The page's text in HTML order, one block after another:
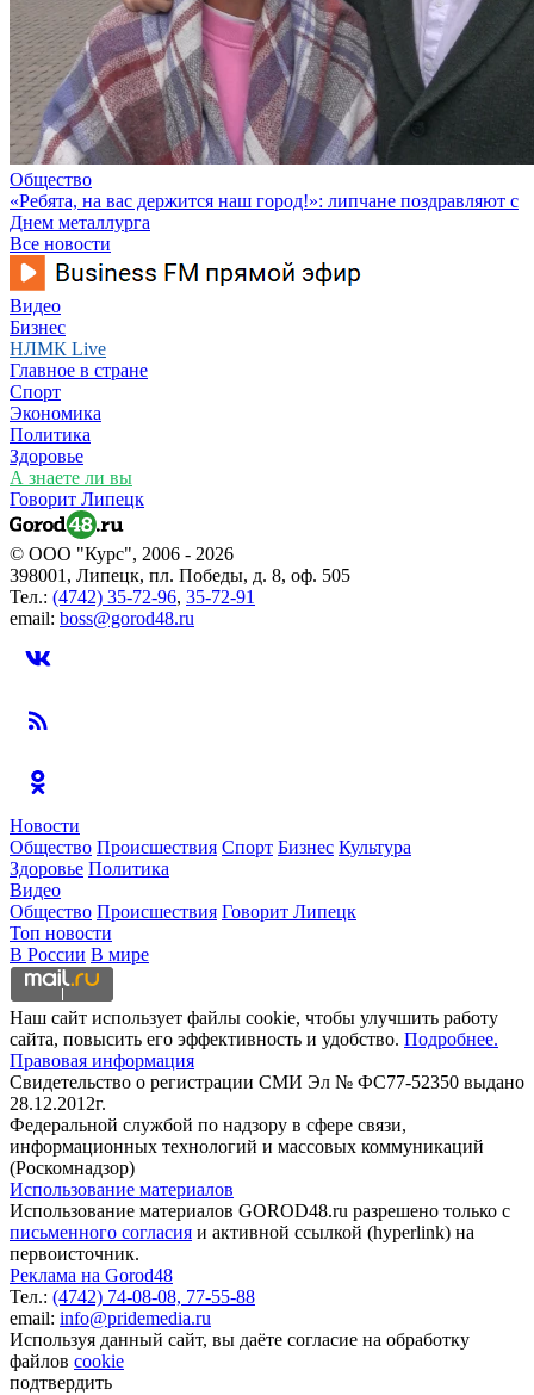
Общество
«Ребята, на вас держится наш город!»: липчане поздравляют с
Днем металлурга
Все новости
Видео
Бизнес
НЛМК Live
Главное в стране
Спорт
Экономика
Политика
Здоровье
А знаете ли вы
Говорит Липецк
© ООО "Курс", 2006 - 2026
398001, Липецк, пл. Победы, д. 8, оф. 505
Тел.: (4742) 35-72-96, 35-72-91
email: boss@gorod48.ru
Новости
Общество Происшествия Спорт Бизнес Культура
Здоровье Политика
Видео
Общество Происшествия Говорит Липецк
Топ новости
В России В мире
Наш сайт использует файлы cookie, чтобы улучшить работу
сайта, повысить его эффективность и удобство. Подробнее.
Правовая информация
Свидетельство о регистрации СМИ Эл № ФС77-52350 выдано
28.12.2012г.
Федеральной службой по надзору в сфере связи,
информационных технологий и массовых коммуникаций
(Роскомнадзор)
Использование материалов
Использование материалов GOROD48.ru разрешено только с
письменного согласия и активной ссылкой (hyperlink) на
первоисточник.
Реклама на Gorod48
Тел.: (4742) 74-08-08, 77-55-88
email: info@pridemedia.ru
Используя данный сайт, вы даёте согласие на обработку
файлов cookie
подтвердить